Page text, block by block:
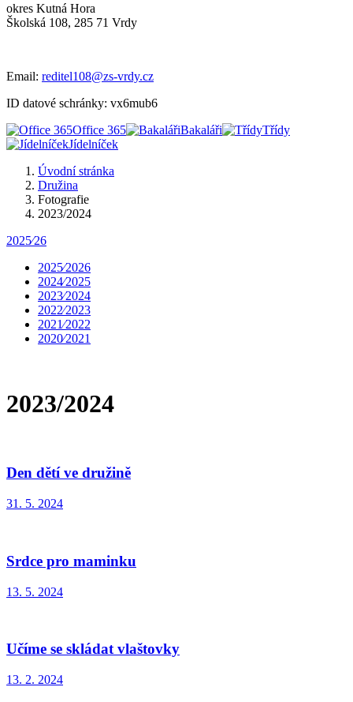
okres Kutná Hora
Školská 108, 285 71 Vrdy
Email: reditel108@zs-vrdy.cz
ID datové schránky: vx6mub6
Office 365
Bakaláři
Třídy
Jídelníček
Úvodní stránka
Družina
Fotografie
2023/2024
2025⁄26
2025⁄2026
2024⁄2025
2023⁄2024
2022⁄2023
2021⁄2022
2020⁄2021
2023/2024
Den dětí ve družině
31. 5. 2024
Srdce pro maminku
13. 5. 2024
Učíme se skládat vlaštovky
13. 2. 2024